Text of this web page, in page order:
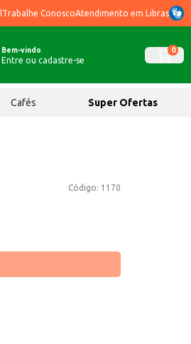
Trabalhe ConoscoAtendimento em Libras
Bem-vindo
Entre ou cadastre-se
0
Cafés Super Ofertas
Código: 1170